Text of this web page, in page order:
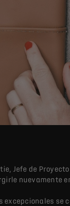
Jefe de
nuevamente
se